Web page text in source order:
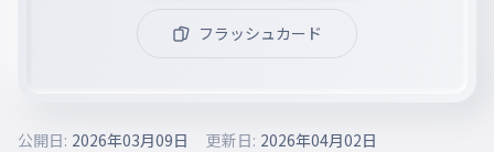
フラッシュカード
公開日: 2026年03月09日 更新日: 2026年04月02日